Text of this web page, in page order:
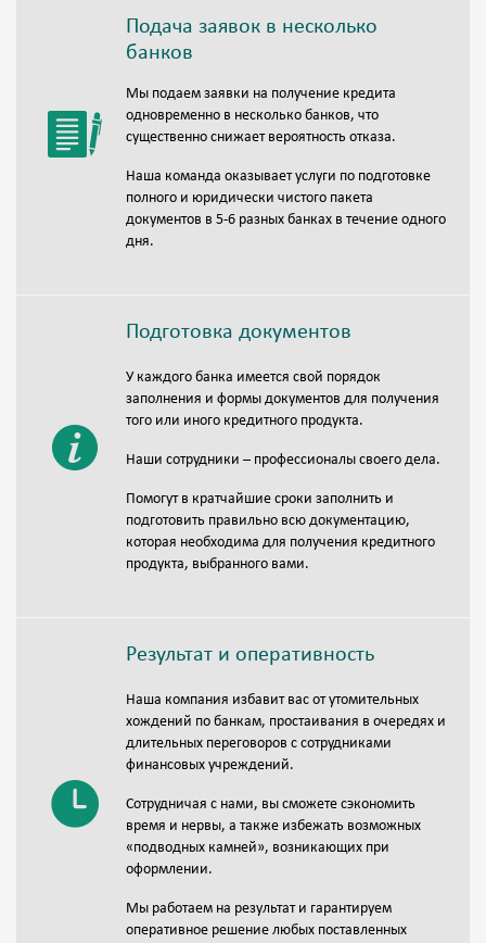
Подача заявок в несколько
банков
Мы подаем заявки на получение кредита
одновременно в несколько банков, что
существенно снижает вероятность отказа.
Наша команда оказывает услуги по подготовке
полного и юридически чистого пакета
документов в 5-6 разных банках в течение одного
дня.
Подготовка документов
У каждого банка имеется свой порядок
заполнения и формы документов для получения
того или иного кредитного продукта.
Наши сотрудники – профессионалы своего дела.
Помогут в кратчайшие сроки заполнить и
подготовить правильно всю документацию,
которая необходима для получения кредитного
продукта, выбранного вами.
Результат и оперативность
Наша компания избавит вас от утомительных
хождений по банкам, простаивания в очередях и
длительных переговоров с сотрудниками
финансовых учреждений.
Сотрудничая с нами, вы сможете сэкономить
время и нервы, а также избежать возможных
«подводных камней», возникающих при
оформлении.
Мы работаем на результат и гарантируем
оперативное решение любых поставленных